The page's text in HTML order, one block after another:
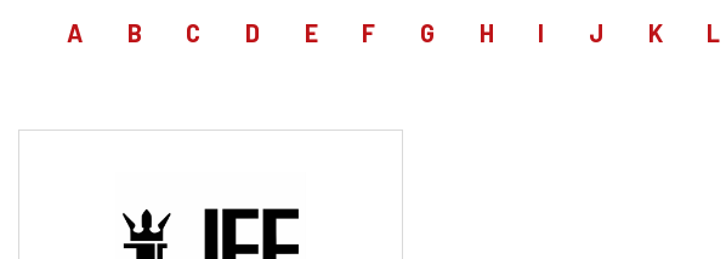
A B C D E F G H I J K L